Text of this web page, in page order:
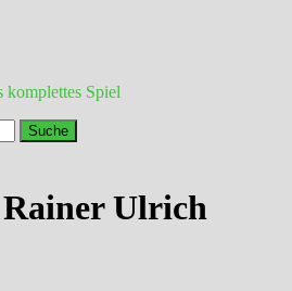
komplettes Spiel
Rainer Ulrich